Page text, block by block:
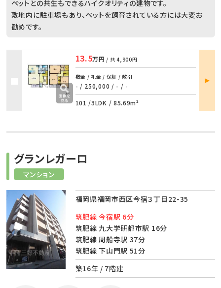
ペットとの共生もできるハイクオリティの建物です。
敷地内に駐車場もあり、ペットを飼育されている方には大変お
勧めです。
13.5万円 / 共4,900円
敷金 / 礼金 / 保証 / 敷引
- / 250,000 / - / -
101 /3LDK / 85.69m²
部屋
詳細
マンション
グランレガーロ
福岡県福岡市西区今宿３丁目22-35
筑肥線 今宿駅 6分
筑肥線 九大学研都市駅 16分
筑肥線 周船寺駅 37分
筑肥線 下山門駅 51分
築16年 / 7階建